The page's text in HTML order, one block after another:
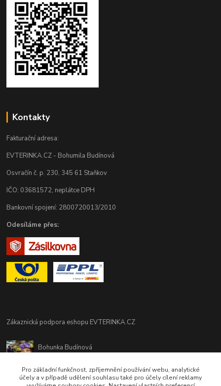
Kontakty
Fakturační adresa:
EVTERINKA.CZ - Bohumila Budínová
Osvračín č. p. 230, 345 61 Staňkov
IČO: 03681572, neplátce DPH
Bankovní spojení: 2800720013/2010
Odesíláme přes:
Zákaznická podpora eshopu EVTERINKA.CZ
Bohunka Budínová
(Po-Pá - 9:00-17:00hod, So 8:00-12:00hod)
Pro základní funkčnost, zpříjemnění používání webu, analytické
účely a v případě udělení souhlasu také pro účely cílení reklamy